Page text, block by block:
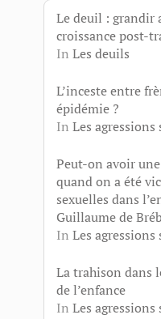
Le deuil : grandir
croissance post-
In Les deuils
L’inceste entre
épidémie ?
In Les agressions
Peut-on avoir
quand on a été
sexuelles dans
Guillaume de
In Les agressions
La trahison dans
de l’enfance
In Les agressions